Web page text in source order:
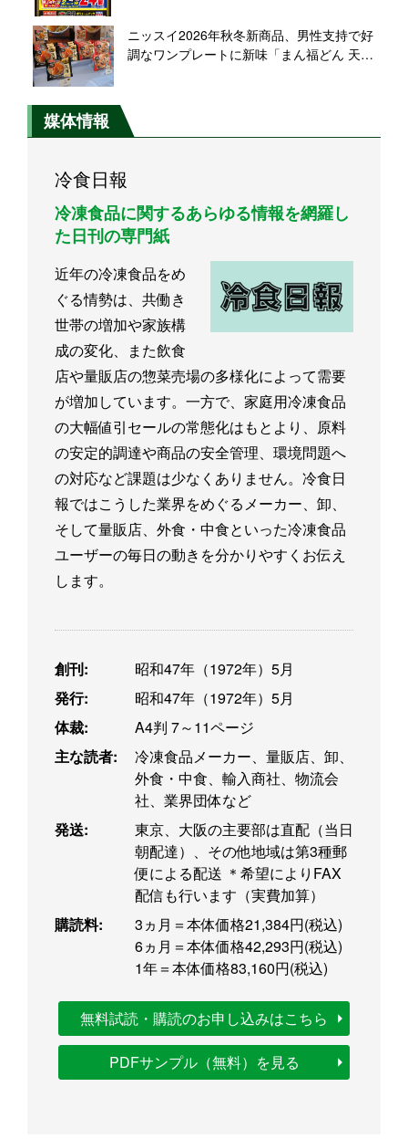
ニッスイ2026年秋冬新商品、男性支持で好
調なワンプレートに新味「まん福どん 天
媒体情報
冷食日報
冷凍食品に関するあらゆる情報を網羅し
た日刊の専門紙
近年の冷凍食品をめ
ぐる情勢は、共働き
世帯の増加や家族構
成の変化、また飲食
店や量販店の惣菜売場の多様化によって需要
が増加しています。一方で、家庭用冷凍食品
の大幅値引セールの常態化はもとより、原料
の安定的調達や商品の安全管理、環境問題へ
の対応など課題は少なくありません。冷食日
報ではこうした業界をめぐるメーカー、卸、
そして量販店、外食・中食といった冷凍食品
ユーザーの毎日の動きを分かりやすくお伝え
します。
創刊:
昭和47年（1972年）5月
発行:
昭和47年（1972年）5月
体裁:
A4判 7～11ページ
主な読者:
冷凍食品メーカー、量販店、卸、
外食・中食、輸入商社、物流会
社、業界団体など
発送:
東京、大阪の主要部は直配（当日
朝配達）、その他地域は第3種郵
便による配送 ＊希望によりFAX
配信も行います（実費加算）
購読料:
3ヵ月＝本体価格21,384円(税込)
6ヵ月＝本体価格42,293円(税込)
1年＝本体価格83,160円(税込)
無料試読・購読のお申し込みはこちら
PDFサンプル（無料）を見る